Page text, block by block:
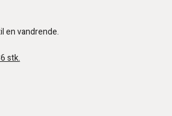
en vandrende.
stk.